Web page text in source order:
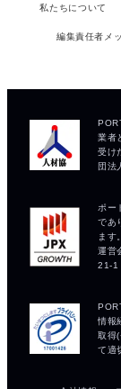
私たちについて
編集責任者メ